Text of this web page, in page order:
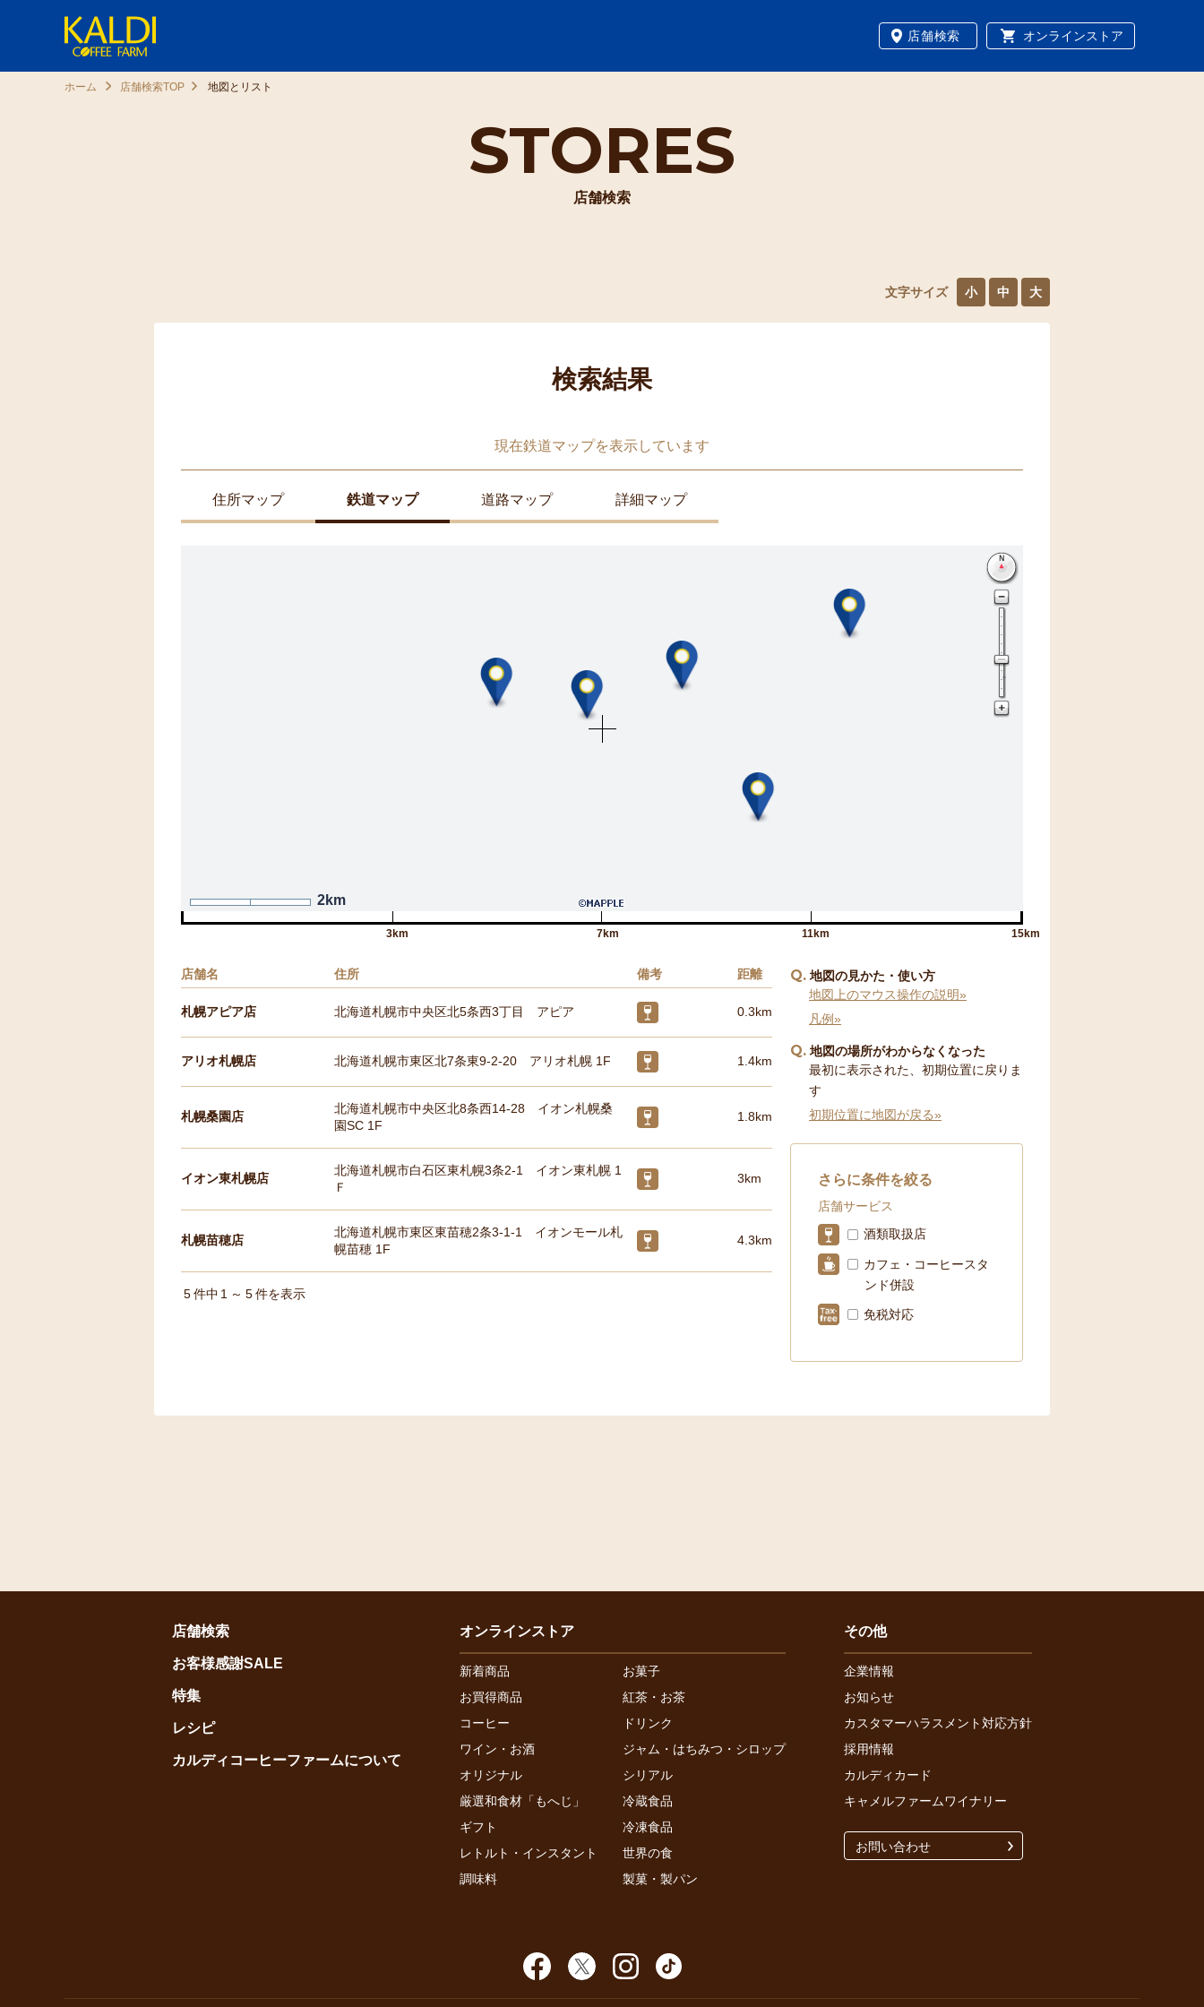
店舗検索 オンラインストア
STORES
店舗検索
ホーム 店舗検索TOP 地図とリスト
文字サイズ 小 中 大
検索結果
現在鉄道マップを表示しています
住所マップ 鉄道マップ 道路マップ 詳細マップ
2km
3km 7km 11km 15km
店舗名 住所 備考 距離
札幌アピア店 北海道札幌市中央区北5条西3丁目 アピア 0.3km
アリオ札幌店 北海道札幌市東区北7条東9-2-20 アリオ札幌 1F 1.4km
札幌桑園店
北海道札幌市中央区北8条西14-28 イオン札幌桑
園SC 1F
1.8km
イオン東札幌店
北海道札幌市白石区東札幌3条2-1 イオン東札幌 1
Ｆ
3km
札幌苗穂店
北海道札幌市東区東苗穂2条3-1-1 イオンモール札
幌苗穂 1F
4.3km
5 件中 1 ～ 5件を表示
Q 地図の見かた・使い方
地図上のマウス操作の説明»
凡例»
Q 地図の場所がわからなくなった
最初に表示された、初期位置に戻りま
す
初期位置に地図が戻る»
さらに条件を絞る
店舗サービス
酒類取扱店
カフェ・コーヒースタ
ンド併設
免税対応
店舗検索
お客様感謝SALE
特集
レシピ
カルディコーヒーファームについて
オンラインストア
新着商品
お菓子
お買得商品
紅茶・お茶
コーヒー
ドリンク
ワイン・お酒
ジャム・はちみつ・シロップ
オリジナル
シリアル
厳選和食材「もへじ」
冷蔵食品
ギフト
冷凍食品
レトルト・インスタント
世界の食
調味料
製菓・製パン
その他
企業情報
お知らせ
カスタマーハラスメント対応方針
採用情報
カルディカード
キャメルファームワイナリー
お問い合わせ